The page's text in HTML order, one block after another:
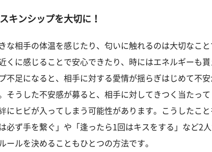
キンシップを大切に！
な相手の体温を感じたり、匂いに触れるのは大切なこ
くに感じることで安心できたり、時にはエネルギーも
不足になると、相手に対する愛情が揺らぎはじめて不
そうした不安感が募ると、相手に対してきつく当たっ
にヒビが入ってしまう可能性があります。こうしたこ
必ず手を繋ぐ」や「逢ったら1回はキスをする」など2
ールを決めることもひとつの方法です。